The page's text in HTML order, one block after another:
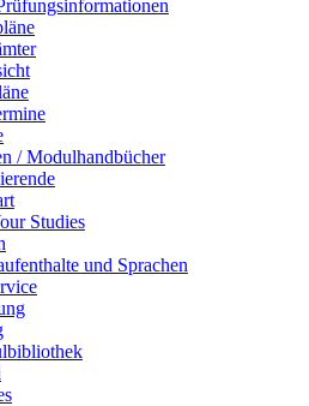
/ Modulhandbücher
Studies
und Sprachen